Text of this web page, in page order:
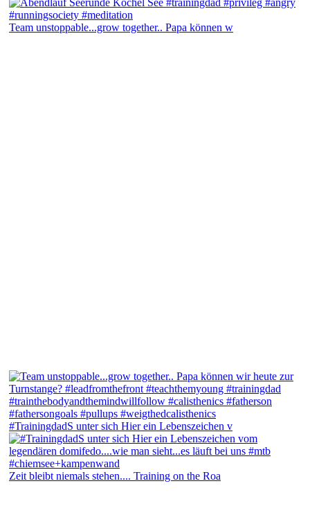
Team unstoppable...grow together.. Papa können w
#TrainingdadS unter sich Hier ein Lebenszeichen v
Zeit bleibt niemals stehen.... Training on the Roa